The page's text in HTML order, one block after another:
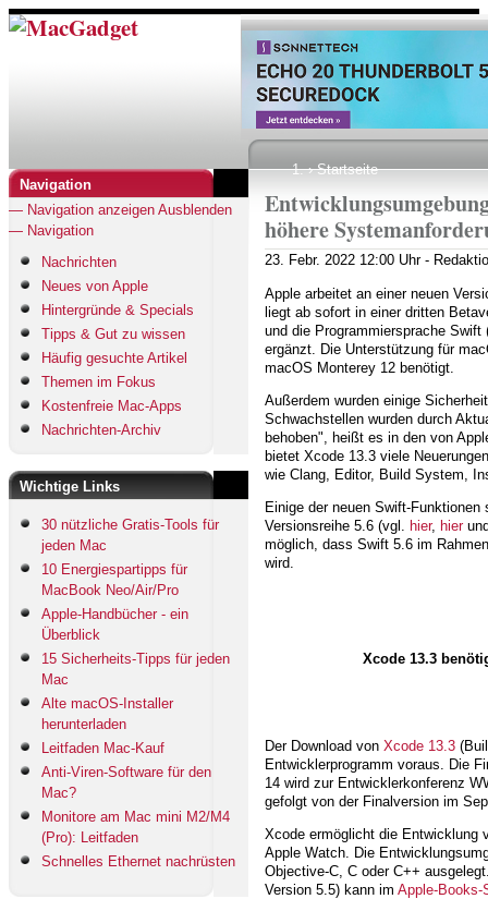
Direkt
zum
Navigation
— Navigation anzeigen Ausblenden
— Navigation
Nachrichten
Neues von Apple
Hintergründe & Specials
Tipps & Gut zu wissen
Häufig gesuchte Artikel
Themen im Fokus
Kostenfreie Mac-Apps
Nachrichten-Archiv
Wichtige Links
30 nützliche Gratis-Tools für
jeden Mac
10 Energiespartipps für
MacBook Neo/Air/Pro
Apple-Handbücher - ein
Überblick
15 Sicherheits-Tipps für jeden
Mac
Alte macOS-Installer
herunterladen
Leitfaden Mac-Kauf
Anti-Viren-Software für den
Mac?
Monitore am Mac mini M2/M4
(Pro): Leitfaden
Schnelles Ethernet nachrüsten
Pfadnavigation
Startseite
höhere
23. Febr. 2022 12:00 Uhr -
Apple arbeitet an einer neuen
liegt ab sofort in einer dritten
und die Programmiersprache
ergänzt. Die Unterstützung für
macOS Monterey 12 benötigt.
Außerdem wurden einige
Schwachstellen wurden durch
behoben", heißt es in den von
bietet Xcode 13.3 viele
wie Clang, Editor, Build System,
Einige der neuen Swift-
Versionsreihe 5.6 (vgl. hier, hier
möglich, dass Swift 5.6 im
wird.
Xcode 13.3
Der Download von Xcode 13.3
Entwicklerprogramm voraus. Die
14 wird zur Entwicklerkonferenz
gefolgt von der Finalversion im
Xcode ermöglicht die Entwicklung
Apple Watch. Die
Objective-C, C oder C++
Version 5.5) kann im Apple-Books-